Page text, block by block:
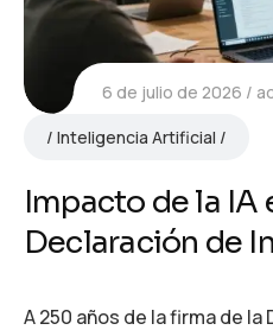
6 de julio de 2026
Inteligencia Artificial
Impacto de la IA
Declaración de
A 250 años de la firma de la